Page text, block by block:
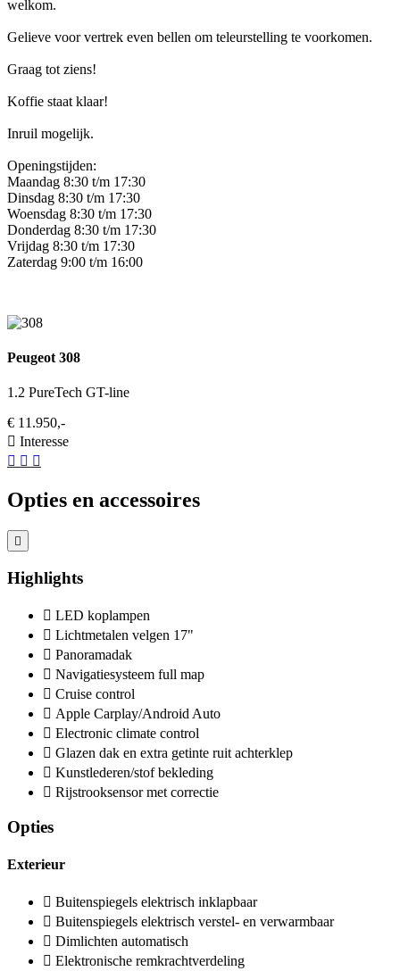
welkom.
Gelieve voor vertrek even bellen om teleurstelling te voorkomen.
Graag tot ziens!
Koffie staat klaar!
Inruil mogelijk.
Openingstijden:
Maandag 8:30 t/m 17:30
Dinsdag 8:30 t/m 17:30
Woensdag 8:30 t/m 17:30
Donderdag 8:30 t/m 17:30
Vrijdag 8:30 t/m 17:30
Zaterdag 9:00 t/m 16:00
Peugeot 308
1.2 PureTech GT-line
€ 11.950,-
Interesse
Opties en accessoires
Highlights
LED koplampen
Lichtmetalen velgen 17"
Panoramadak
Navigatiesysteem full map
Cruise control
Apple Carplay/Android Auto
Electronic climate control
Glazen dak en extra getinte ruit achterklep
Kunstlederen/stof bekleding
Rijstrooksensor met correctie
Opties
Exterieur
Buitenspiegels elektrisch inklapbaar
Buitenspiegels elektrisch verstel- en verwarmbaar
Dimlichten automatisch
Elektronische remkrachtverdeling